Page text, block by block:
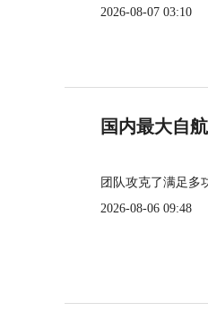
2026-08-07 03:10
国内最大自
团队攻克了满足多
2026-08-06 09:48